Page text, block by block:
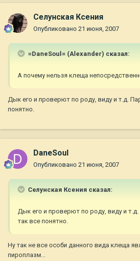
Селунская Ксения
Опубликовано 21 июня, 2007
=DaneSoul= (Alexander) сказал:
А почему нельзя клеща
Дык его и проверют по роду, виду и т.д.
понятно.
DaneSoul
Опубликовано 21 июня, 2007
Селунская Ксения сказал:
Дык его и проверют по роду, виду и
так все понятно.
Ну так не все особи данного вида клеща
пироплазм...